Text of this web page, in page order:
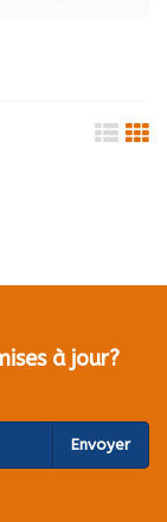
à jour?
Envoyer